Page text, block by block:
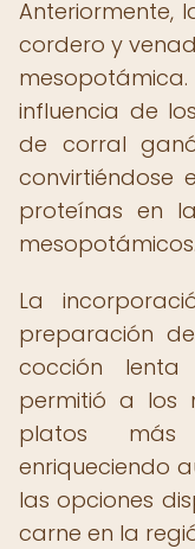
Anteriormente,
cordero y
influencia de
de corral
convirtiéndose
proteínas en
mesopotámicos.
La
preparación
cocción lenta
permitió a los
platos más
enriqueciendo
las opciones
carne en la